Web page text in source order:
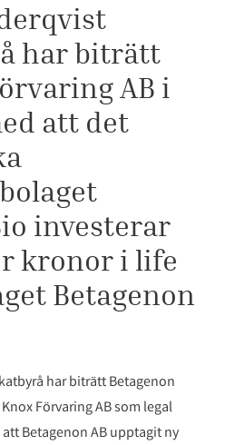
har biträtt
AB i
att det
investerar
kronor i life
Betagenon
har biträtt Betagenon
Förvaring AB som legal
Betagenon AB upptagit ny